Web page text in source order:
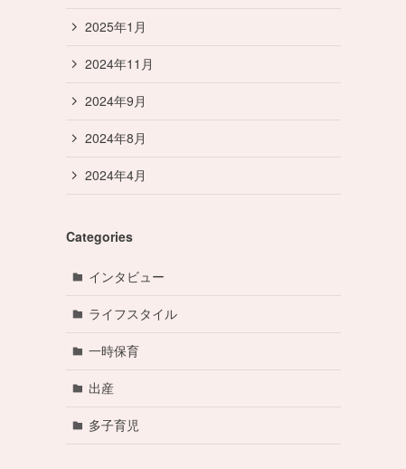
2025年1月
2024年11月
2024年9月
2024年8月
2024年4月
Categories
インタビュー
ライフスタイル
一時保育
出産
多子育児